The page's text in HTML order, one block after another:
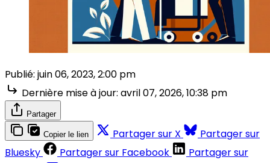
Publié: juin 06, 2023, 2:00 pm
Dernière mise à jour: avril 07, 2026, 10:38 pm
Partager
Copier le lien Partager sur X
Partager sur
Bluesky
Partager sur Facebook
Partager sur